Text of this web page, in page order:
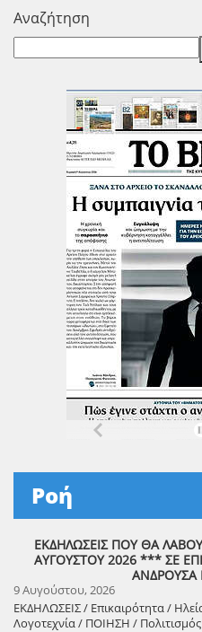
Αναζήτηση
Ροή
ΕΚΔΗΛΩΣΕΙΣ ΠΟΥ ΘΑ
ΑΥΓΟΥΣΤΟΥ 2026 *** ΣΕ
ΑΝΔΡΟΥΣΑ
9 Αυγούστου, 2026
ΕΚΔΗΛΩΣΕΙΣ / Επικαιρότητα /
Λογοτεχνία / ΠΟΙΗΣΗ /